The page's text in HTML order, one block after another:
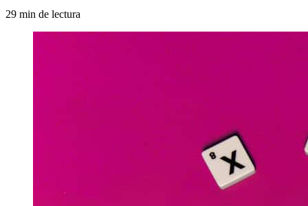
29 min de lectura